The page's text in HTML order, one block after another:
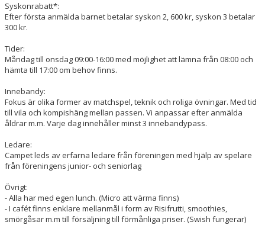
Syskonrabatt*:
Efter första anmälda barnet betalar syskon 2, 600 kr, syskon 3 betalar
300 kr.
Tider:
Måndag till onsdag 09:00-16:00 med möjlighet att lämna från 08:00 och
hämta till 17:00 om behov finns.
Innebandy:
Fokus är olika former av matchspel, teknik och roliga övningar. Med tid
till vila och kompishäng mellan passen. Vi anpassar efter anmälda
åldrar m.m. Varje dag innehåller minst 3 innebandypass.
Ledare:
Campet leds av erfarna ledare från föreningen med hjälp av spelare
från föreningens junior- och seniorlag
Övrigt:
- Alla har med egen lunch. (Micro att värma finns)
- I cafét finns enklare mellanmål i form av Risifrutti, smoothies,
smörgåsar m.m till försäljning till förmånliga priser. (Swish fungerar)